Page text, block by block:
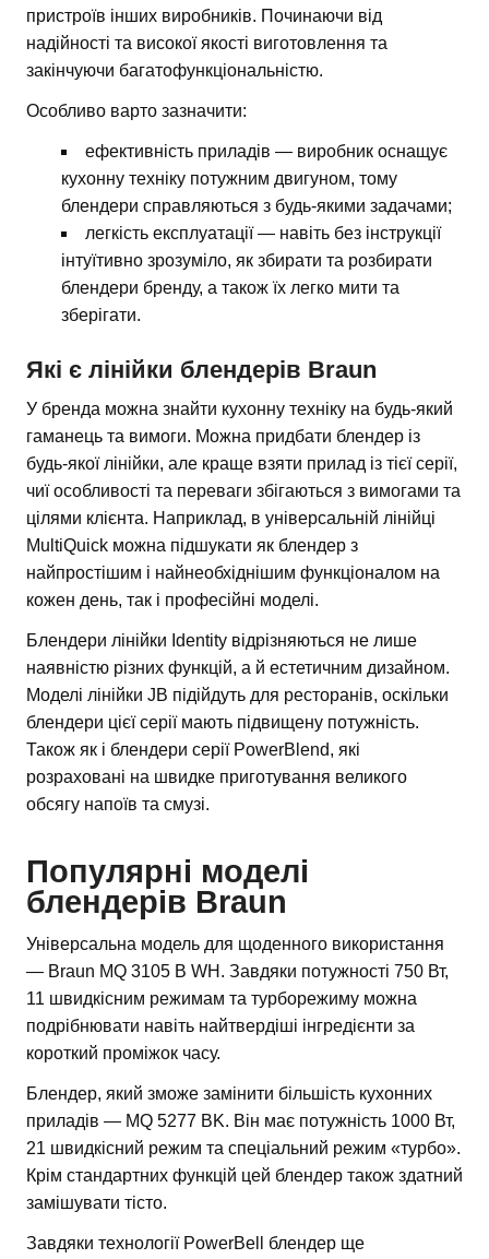
пристроїв інших виробників. Починаючи від
надійності та високої якості виготовлення та
закінчуючи багатофункціональністю.
Особливо варто зазначити:
ефективність приладів — виробник оснащує
кухонну техніку потужним двигуном, тому
блендери справляються з будь-якими задачами;
легкість експлуатації — навіть без інструкції
інтуїтивно зрозуміло, як збирати та розбирати
блендери бренду, а також їх легко мити та
зберігати.
Які є лінійки блендерів Braun
У бренда можна знайти кухонну техніку на будь-який
гаманець та вимоги. Можна придбати блендер із
будь-якої лінійки, але краще взяти прилад із тієї серії,
чиї особливості та переваги збігаються з вимогами та
цілями клієнта. Наприклад, в універсальній лінійці
MultiQuick можна підшукати як блендер з
найпростішим і найнеобхіднішим функціоналом на
кожен день, так і професійні моделі.
Блендери лінійки Identity відрізняються не лише
наявністю різних функцій, а й естетичним дизайном.
Моделі лінійки JB підійдуть для ресторанів, оскільки
блендери цієї серії мають підвищену потужність.
Також як і блендери серії PowerBlend, які
розраховані на швидке приготування великого
обсягу напоїв та смузі.
Популярні моделі
блендерів Braun
Універсальна модель для щоденного використання
— Braun MQ 3105 B WH. Завдяки потужності 750 Вт,
11 швидкісним режимам та турборежиму можна
подрібнювати навіть найтвердіші інгредієнти за
короткий проміжок часу.
Блендер, який зможе замінити більшість кухонних
приладів — MQ 5277 BK. Він має потужність 1000 Вт,
21 швидкісний режим та спеціальний режим «турбо».
Крім стандартних функцій цей блендер також здатний
замішувати тісто.
Завдяки технології PowerBell блендер ще